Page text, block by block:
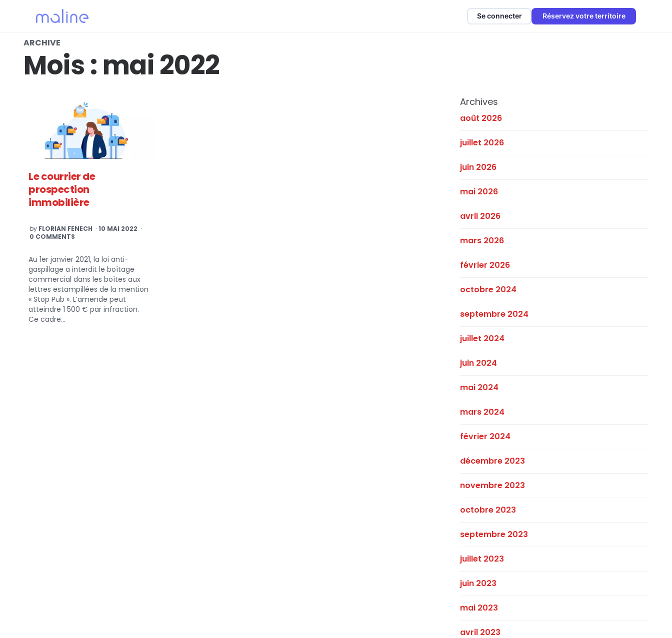
Se connecter Réservez votre territoire
ARCHIVE
Mois : mai 2022
Le courrier de
prospection
immobilière
POSTED
BY
by FLORIAN FENECH
10 MAI 2022
0 COMMENTS
Au 1er janvier 2021, la loi anti-
gaspillage a interdit le boîtage
commercial dans les boîtes aux
lettres estampillées de la mention
« Stop Pub ». L’amende peut
atteindre 1 500 € par infraction.
Ce cadre…
Archives
août 2026
juillet 2026
juin 2026
mai 2026
avril 2026
mars 2026
février 2026
octobre 2024
septembre 2024
juillet 2024
juin 2024
mai 2024
mars 2024
février 2024
décembre 2023
novembre 2023
octobre 2023
septembre 2023
juillet 2023
juin 2023
mai 2023
avril 2023